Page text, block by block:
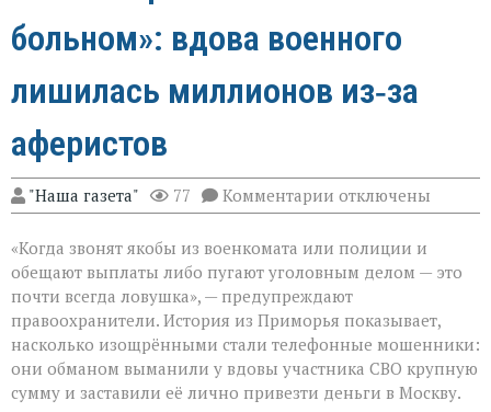
больном»: вдова военного
лишилась миллионов из‑за
аферистов
"Наша газета" 77 Комментарии к
записи
сыграли
на
самом
больном»:
вдова
военного
лишилась
миллионов
из‑за
отключены
«Когда звонят якобы из военкомата или полиции и
обещают выплаты либо пугают уголовным делом — это
почти всегда ловушка», — предупреждают
правоохранители. История из Приморья показывает,
насколько изощрёнными стали телефонные мошенники:
они обманом выманили у вдовы участника СВО крупную
сумму и заставили её лично привезти деньги в Москву.